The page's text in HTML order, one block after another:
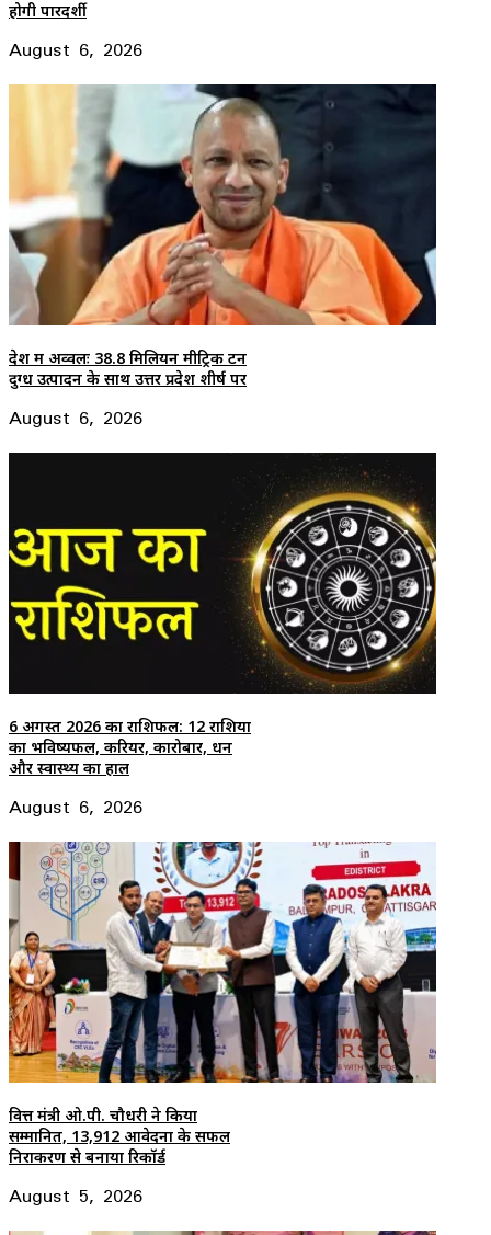
होगी पारदर्शी
August 6, 2026
देश में अव्वलः 38.8 मिलियन मीट्रिक टन
दुग्ध उत्पादन के साथ उत्तर प्रदेश शीर्ष पर
August 6, 2026
6 अगस्त 2026 का राशिफल: 12 राशियों
का भविष्यफल, करियर, कारोबार, धन
और स्वास्थ्य का हाल
August 6, 2026
वित्त मंत्री ओ.पी. चौधरी ने किया
सम्मानित, 13,912 आवेदनों के सफल
निराकरण से बनाया रिकॉर्ड
August 5, 2026